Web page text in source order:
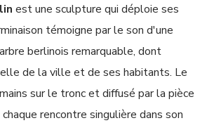
est une sculpture qui déploie ses
témoigne par le son d'une
berlinois remarquable, dont
de la ville et de ses habitants. Le
sur le tronc et diffusé par la pièce
rencontre singulière dans son